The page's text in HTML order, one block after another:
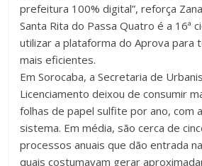
prefeitura 100% digital”, reforça
Santa Rita do Passa Quatro é a 16ª
utilizar a plataforma do Aprova para
mais eficientes.
Em Sorocaba, a Secretaria de
Licenciamento deixou de consumir
folhas de papel sulfite por ano, com
sistema. Em média, são cerca de
processos anuais que dão entrada
quais costumavam gerar